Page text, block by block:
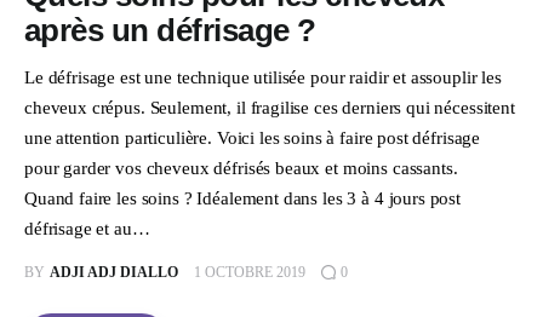
après un défrisage ?
Le défrisage est une technique utilisée pour raidir et assouplir les
cheveux crépus. Seulement, il fragilise ces derniers qui nécessitent
une attention particulière. Voici les soins à faire post défrisage
pour garder vos cheveux défrisés beaux et moins cassants.
Quand faire les soins ? Idéalement dans les 3 à 4 jours post
défrisage et au…
BY ADJI ADJ DIALLO 1 OCTOBRE 2019 0